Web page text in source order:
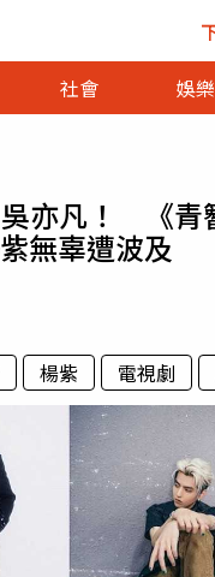
社會 娛樂
亦凡！ 《青
無辜遭波及
楊紫 電視劇